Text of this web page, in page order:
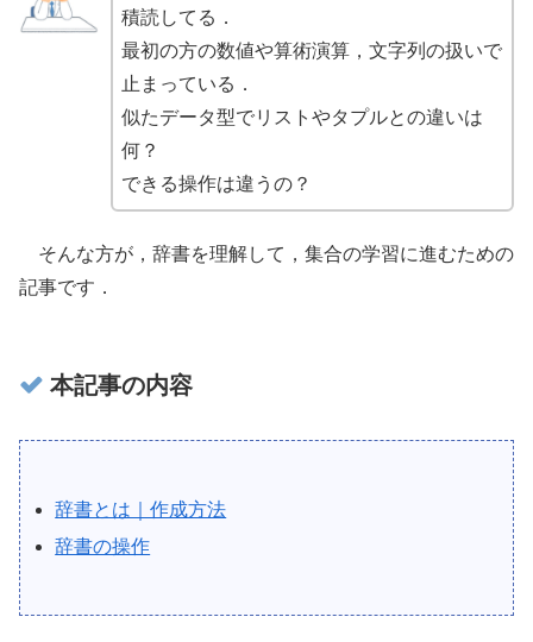
積読してる．
最初の方の数値や算術演算，文字列の扱いで
止まっている．
似たデータ型でリストやタプルとの違いは
何？
できる操作は違うの？
そんな方が，辞書を理解して，集合の学習に進むための
記事です．
本記事の内容
辞書とは｜作成方法
辞書の操作